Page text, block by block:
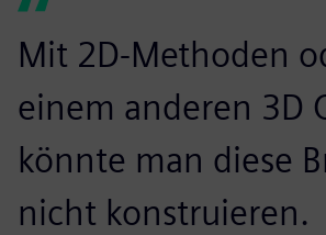
Mit 2D-Methoden
einem anderen 3D
könnte man diese
nicht konstruieren.